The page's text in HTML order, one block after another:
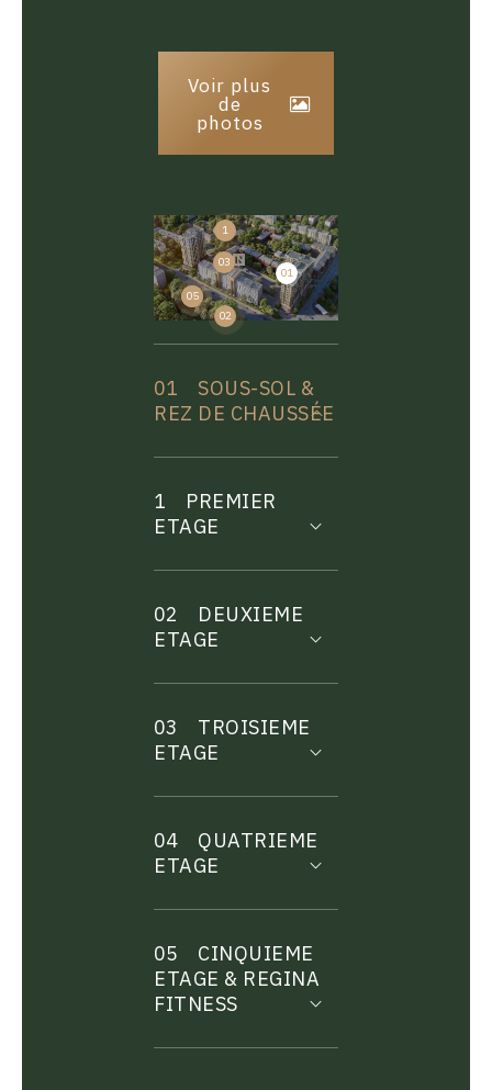
Voir plus
de
photos
01
1
02
03
04
05
01
SOUS-SOL &
REZ DE CHAUSSÉE
1
PREMIER
ETAGE
02
DEUXIEME
ETAGE
03
TROISIEME
ETAGE
04
QUATRIEME
ETAGE
05
CINQUIEME
ETAGE & REGINA
FITNESS